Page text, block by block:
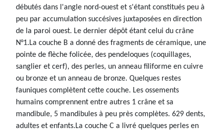
débutés dans l'angle nord-ouest et s'étant constitués peu à
peu par accumulation succésives juxtaposées en direction
de la paroi ouest. Le dernier dépôt étant celui du crâne
N°1.La couche B a donné des fragments de céramique, une
pointe de flèche folicée, des pendeloques (coquillages,
sanglier et cerf), des perles, un anneau filiforme en cuivre
ou bronze et un anneau de bronze. Quelques restes
fauniques complètent cette couche. Les ossements
humains comprennent entre autres 1 crâne et sa
mandibule, 5 mandibules à peu près complètes. 629 dents,
adultes et enfants.La couche C a livré quelques perles en